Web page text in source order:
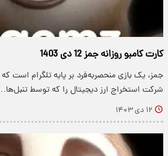
کارت کامبو روزانه جمز 12 دی 1403
جمز، یک بازی منحصربه‌فرد بر پایه تلگرام است
شرکت استخراج ارز دیجیتال را که توسط
۱۲ دی ۱۴۰۳